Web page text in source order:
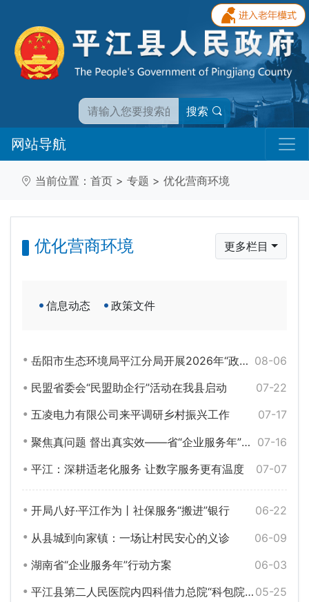
搜索
网站导航
当前位置： 首页 > 专题 > 优化营商环境
优化营商环境 更多栏目
信息动态 政策文件
08-06
岳阳市生态环境局平江分局开展2026年“政务公开主题日”暨企业服务年专项活动
07-22
民盟省委会“民盟助企行”活动在我县启动
07-17
五凌电力有限公司来平调研乡村振兴工作
07-16
聚焦真问题 督出真实效——省“企业服务年”行动第六工作组来我县开展督导工作
07-07
平江：深耕适老化服务 让数字服务更有温度
06-22
开局八好·平江作为丨社保服务“搬进”银行
06-09
从县城到向家镇：一场让村民安心的义诊
06-03
湖南省“企业服务年”行动方案
05-25
平江县第二人民医院内四科借力总院“科包院”帮扶实现高质量发展